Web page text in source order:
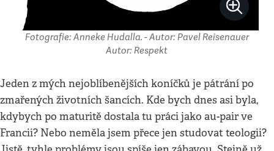
Fotografie: Anneke Hudalla. - Autor: Pavel Reisenauer
Autor: Respekt
Jeden z mých nejoblíbenějších koníčků je pátrání po
zmařených životních šancích. Kde bych dnes asi byla,
kdybych po maturitě dostala tu práci jako au-pair ve
Francii? Nebo neměla jsem přece jen studovat teologii?